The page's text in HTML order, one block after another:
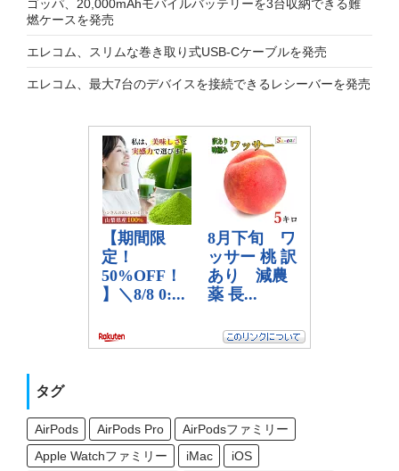
ゴッパ、20,000mAhモバイルバッテリーを3台収納できる難
燃ケースを発売
エレコム、スリムな巻き取り式USB-Cケーブルを発売
エレコム、最大7台のデバイスを接続できるレシーバーを発売
タグ
AirPods AirPods Pro
AirPodsファミリー
Apple Watchファミリー
iMac
iOS